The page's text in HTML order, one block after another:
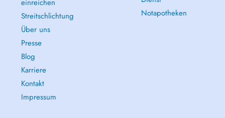
einreichen
Streitschlichtung
Über uns
Presse
Blog
Karriere
Kontakt
Impressum
Notapotheken